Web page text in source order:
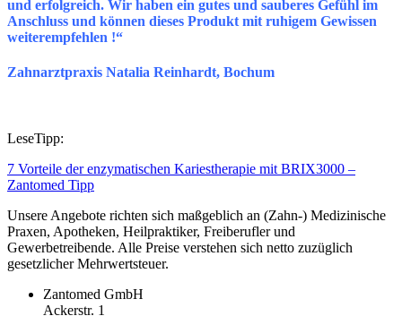
und erfolgreich. Wir haben ein gutes und sauberes Gefühl im
Anschluss und können dieses Produkt mit ruhigem Gewissen
weiterempfehlen !“
Zahnarztpraxis Natalia Reinhardt, Bochum
LeseTipp:
7 Vorteile der enzymatischen Kariestherapie mit BRIX3000 –
Zantomed Tipp
Unsere Angebote richten sich maßgeblich an (Zahn-) Medizinische
Praxen, Apotheken, Heilpraktiker, Freiberufler und
Gewerbetreibende. Alle Preise verstehen sich netto zuzüglich
gesetzlicher Mehrwertsteuer.
Zantomed GmbH
Ackerstr. 1